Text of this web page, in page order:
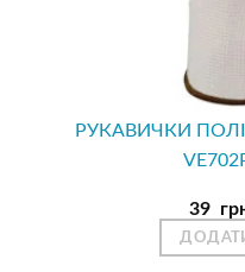
РУКАВИЧКИ
39